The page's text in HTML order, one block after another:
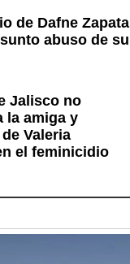
de Dafne Zapata
abuso de su
Jalisco no
la amiga y
Valeria
el feminicidio